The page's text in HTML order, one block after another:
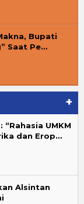
Bupati
Saat Pe…
+
“Rahasia UMKM
dan Erop…
Alsintan